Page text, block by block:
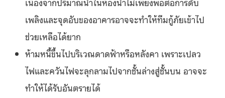
เพลิงและจุดอับของอาคารอาจจะทำให้ทีมกู้ภัยเข้าไป
ช่วยเหลือได้ยาก
ห้ามหนี้ขึ้นไปบริเวณดาดฟ้าหรือหลังคา เพราะเปลว
ไฟและควันไฟจะลุกลามไปจากชั้นล่างสู่ชั้นบน อาจจะ
ทำให้ได้รับอันตรายได้